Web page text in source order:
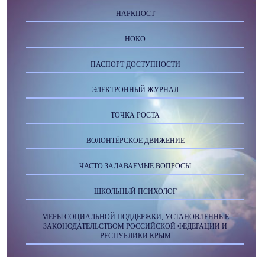
НАРКПОСТ
НОКО
ПАСПОРТ ДОСТУПНОСТИ
ЭЛЕКТРОННЫЙ ЖУРНАЛ
ТОЧКА РОСТА
ВОЛОНТЁРСКОЕ ДВИЖЕНИЕ
ЧАСТО ЗАДАВАЕМЫЕ ВОПРОСЫ
ШКОЛЬНЫЙ ПСИХОЛОГ
МЕРЫ СОЦИАЛЬНОЙ ПОДДЕРЖКИ, УСТАНОВЛЕННЫЕ
ЗАКОНОДАТЕЛЬСТВОМ РОССИЙСКОЙ ФЕДЕРАЦИИ И
РЕСПУБЛИКИ КРЫМ